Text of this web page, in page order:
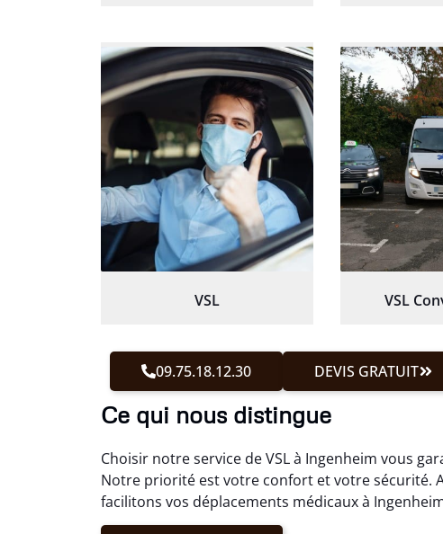
VSL VSL
09.75.18.12.30 DEVIS GRATUIT
Ce qui nous distingue
Choisir notre service de VSL à Ingenheim vous
Notre priorité est votre confort et votre sécurité.
facilitons vos déplacements médicaux à